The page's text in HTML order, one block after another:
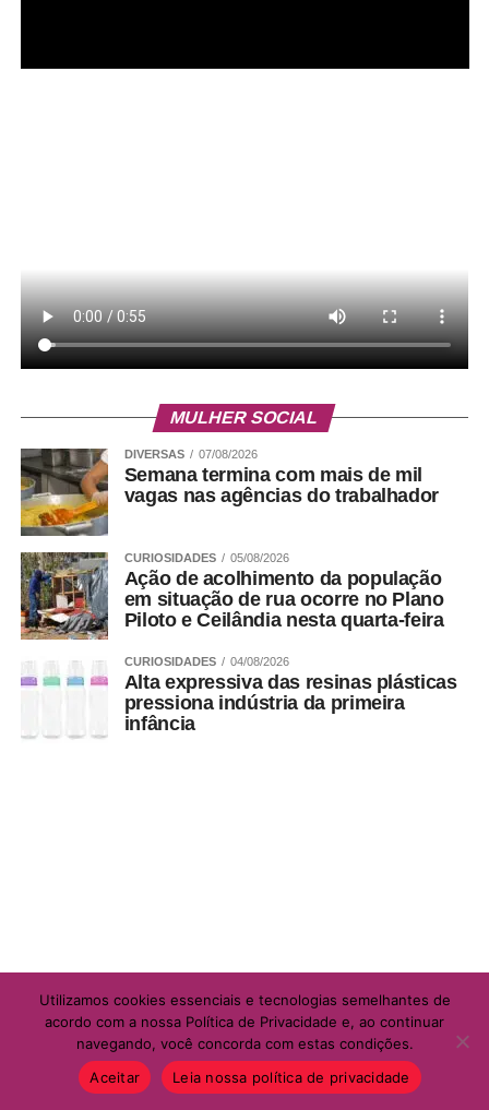
MULHER SOCIAL
DIVERSAS 07/08/2026
Semana termina com mais de mil
vagas nas agências do trabalhador
CURIOSIDADES 05/08/2026
Ação de acolhimento da população
em situação de rua ocorre no Plano
Piloto e Ceilândia nesta quarta-feira
CURIOSIDADES 04/08/2026
Alta expressiva das resinas plásticas
pressiona indústria da primeira
infância
Utilizamos cookies essenciais e tecnologias semelhantes de
acordo com a nossa Política de Privacidade e, ao continuar
navegando, você concorda com estas condições.
Aceitar
Leia nossa política de privacidade